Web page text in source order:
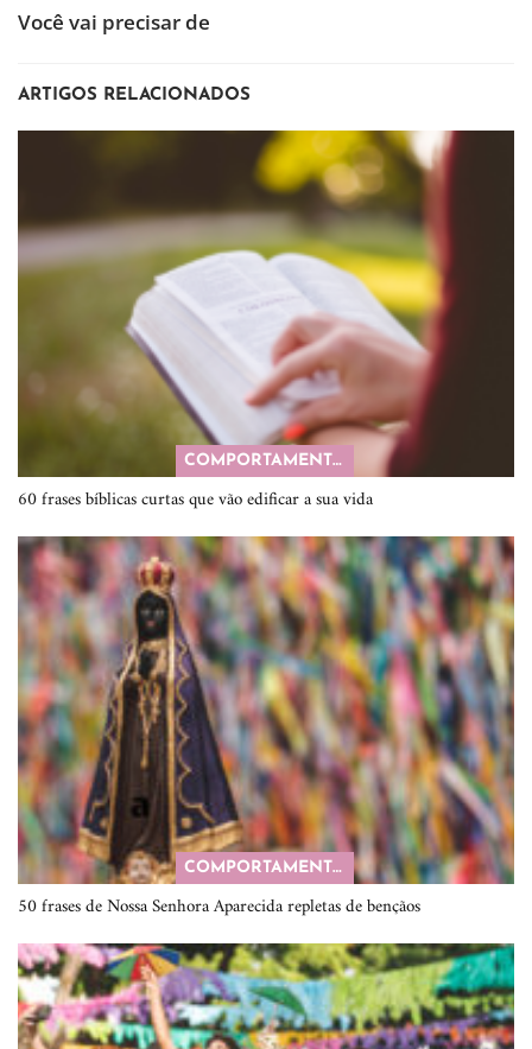
Você vai precisar de
ARTIGOS RELACIONADOS
COMPORTAMENTO
60 frases bíblicas curtas que vão edificar a sua vida
COMPORTAMENTO
50 frases de Nossa Senhora Aparecida repletas de bençãos